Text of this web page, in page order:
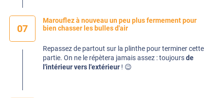
07
Marouflez à nouveau un peu plus fermement pour
bien chasser les bulles d'air
Repassez de partout sur la plinthe pour terminer cette
partie. On ne le répètera jamais assez : toujoursde
l'intérieur vers l'extérieur ! 😉